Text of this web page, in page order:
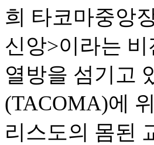
희 타코마중앙
신앙>이라는
열방을 섬기고
(TACOMA)에
리스도의 몸된